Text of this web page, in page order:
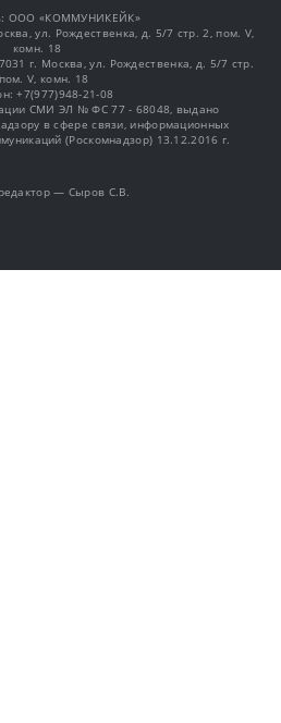
OOO «КОММУНИКЕЙК»
ул. Рождественка, д. 5/7 стр. 2, пом. V,
комн. 18
г. Москва, ул. Рождественка, д. 5/7 стр.
V, комн. 18
+7(977)948-21-08
СМИ ЭЛ № ФС 77 - 68048, выдано
в сфере связи, информационных
(Роскомнадзор) 13.12.2016 г.
— Сыров С.В.